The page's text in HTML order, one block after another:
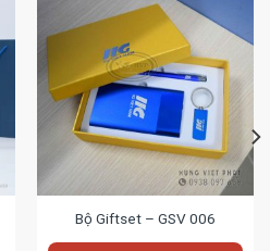
Bộ Giftset – GSV 006